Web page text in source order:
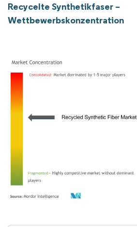
Recycelte Synthetikfaser –
Wettbewerbskonzentration